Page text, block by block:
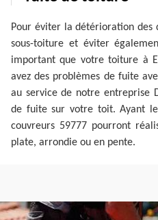
Pour éviter la détérioration des
sous-toiture et éviter
important que votre toiture à
avez des problèmes de fuite
au service de notre entreprise
de fuite sur votre toit. Ayant
couvreurs 59777 pourront
plate, arrondie ou en pente.